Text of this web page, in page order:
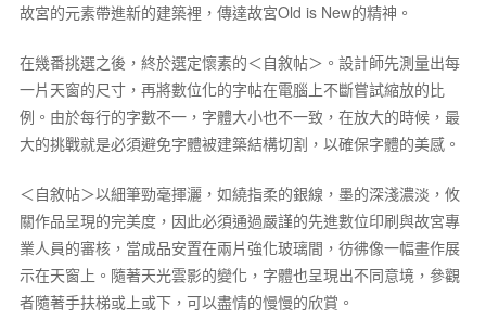
故宮的元素帶進新的建築裡，傳達故宮Old is New的精神。
在幾番挑選之後，終於選定懷素的＜自敘帖＞。設計師先測量出每
一片天窗的尺寸，再將數位化的字帖在電腦上不斷嘗試縮放的比
例。由於每行的字數不一，字體大小也不一致，在放大的時候，最
大的挑戰就是必須避免字體被建築結構切割，以確保字體的美感。
＜自敘帖＞以細筆勁毫揮灑，如繞指柔的銀線，墨的深淺濃淡，攸
關作品呈現的完美度，因此必須通過嚴謹的先進數位印刷與故宮專
業人員的審核，當成品安置在兩片強化玻璃間，彷彿像一幅畫作展
示在天窗上。隨著天光雲影的變化，字體也呈現出不同意境，參觀
者隨著手扶梯或上或下，可以盡情的慢慢的欣賞。